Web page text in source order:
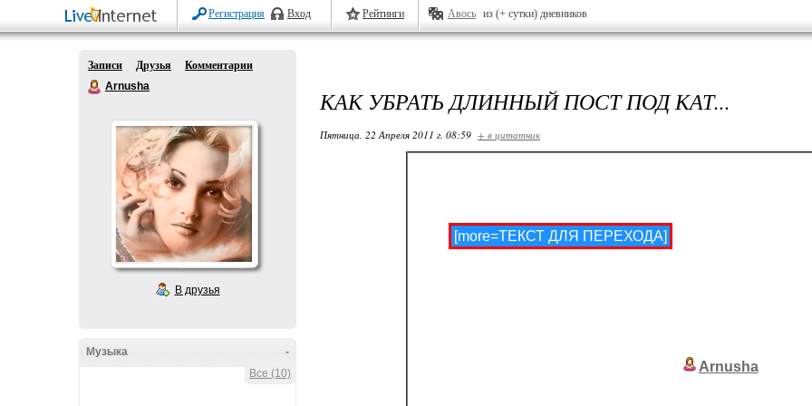
Регистрация Вход Рейтинги Авось из (+ сутки) дневников
Записи Друзья
Комментарии
Arnusha
В друзья
-
Музыка
Все (10)
КАК УБРАТЬ ДЛИННЫЙ ПОСТ ПОД КАТ...
Пятница, 22 Апреля 2011 г. 08:59 + в цитатник
[more=ТЕКСТ ДЛЯ ПЕРЕХОДА]
Arnusha.